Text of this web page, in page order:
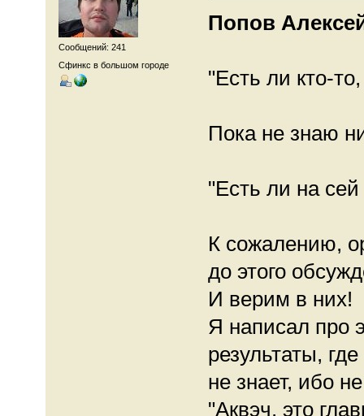
Сообщений: 241
Сфинкс в большом городе
Попов
"Есть ли кто-
Пока не знаю
"Есть ли на
К сожалению,
до этого
И верим в них!
Я написал про
результаты,
не знает, ибо
"Аквэч, это